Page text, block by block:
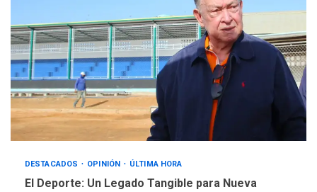
4
ÚLTIMA HORA
Hutíes de Yemen dicen que
atacaron dos petroleros
sauditas
5
REGIONALES ÚLTIMA HORA
Instituciones estadales se
Escuelas Abiertas 2026
DESTACADOS OPINIÓN ÚLTIMA HORA
El Deporte: Un Legado Tangible para Nueva